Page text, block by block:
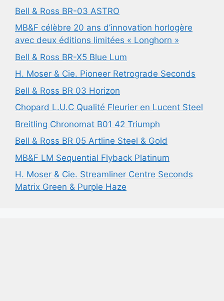
Bell & Ross BR-03 ASTRO
MB&F célèbre 20 ans d’innovation horlogère
avec deux éditions limitées « Longhorn »
Bell & Ross BR-X5 Blue Lum
H. Moser & Cie. Pioneer Retrograde Seconds
Bell & Ross BR 03 Horizon
Chopard L.U.C Qualité Fleurier en Lucent Steel
Breitling Chronomat B01 42 Triumph
Bell & Ross BR 05 Artline Steel & Gold
MB&F LM Sequential Flyback Platinum
H. Moser & Cie. Streamliner Centre Seconds
Matrix Green & Purple Haze